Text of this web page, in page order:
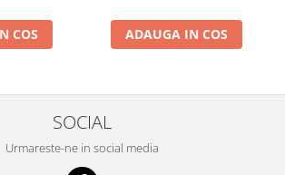
COS ADAUGA IN COS
SOCIAL
Urmareste-ne in social media